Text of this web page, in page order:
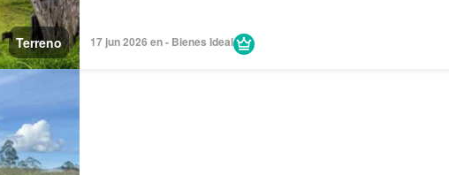
Terreno 17 jun 2026 en - Bienes Ideal